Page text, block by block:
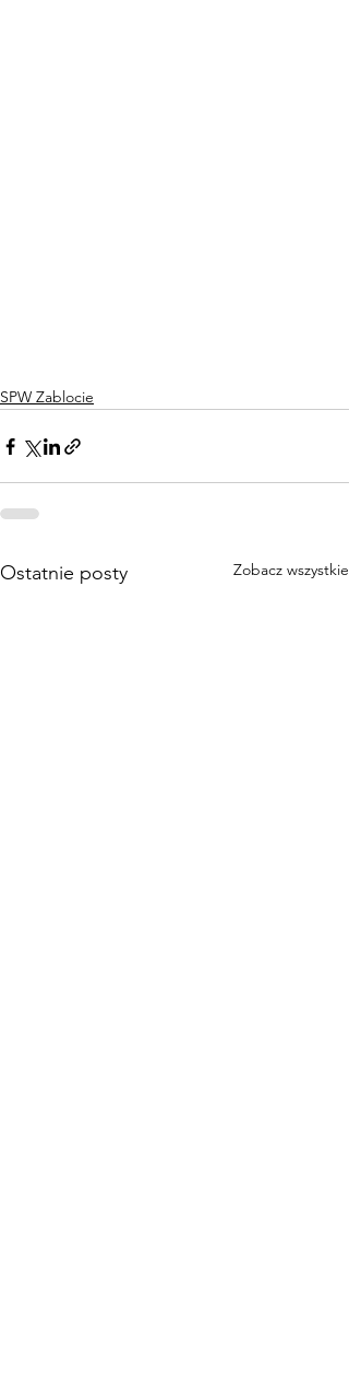
SPW Zablocie
Ostatnie posty Zobacz wszystkie